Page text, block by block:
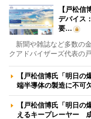
【戸松
デバイス
要…
新聞や雑誌など多数の
クアドバイザーズ代表の
【戸松信博氏「明日
端半導体の製造に不可
【戸松信博氏「明日
えるキープレーヤー